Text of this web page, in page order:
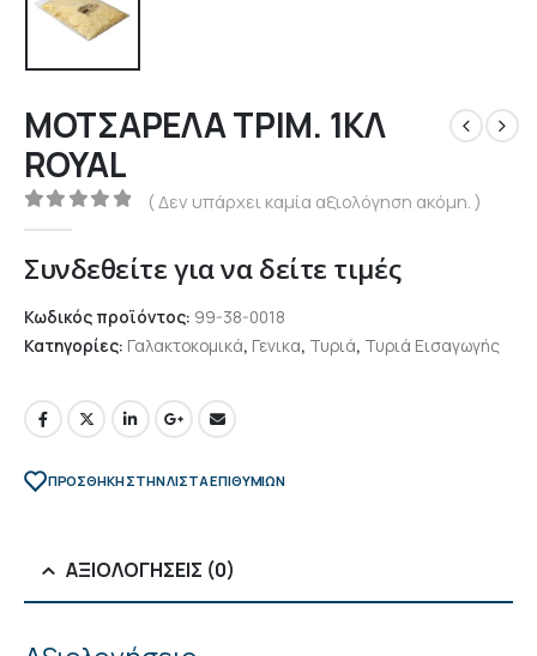
ΜΟΤΣΑΡΕΛΑ ΤΡΙΜ. 1ΚΛ
ROYAL
0out of 5
( Δεν υπάρχει καμία αξιολόγηση ακόμη. )
Συνδεθείτε για να δείτε τιμές
Κωδικός προϊόντος: 99-38-0018
Κατηγορίες: Γαλακτοκομικά, Γενικα, Τυριά, Τυριά Εισαγωγής
ΠΡΌΣΘΉΚΗ ΣΤΗΝ ΛΊΣΤΑ ΕΠΙΘΥΜΙΏΝ
ΑΞΙΟΛΟΓΉΣΕΙΣ (0)